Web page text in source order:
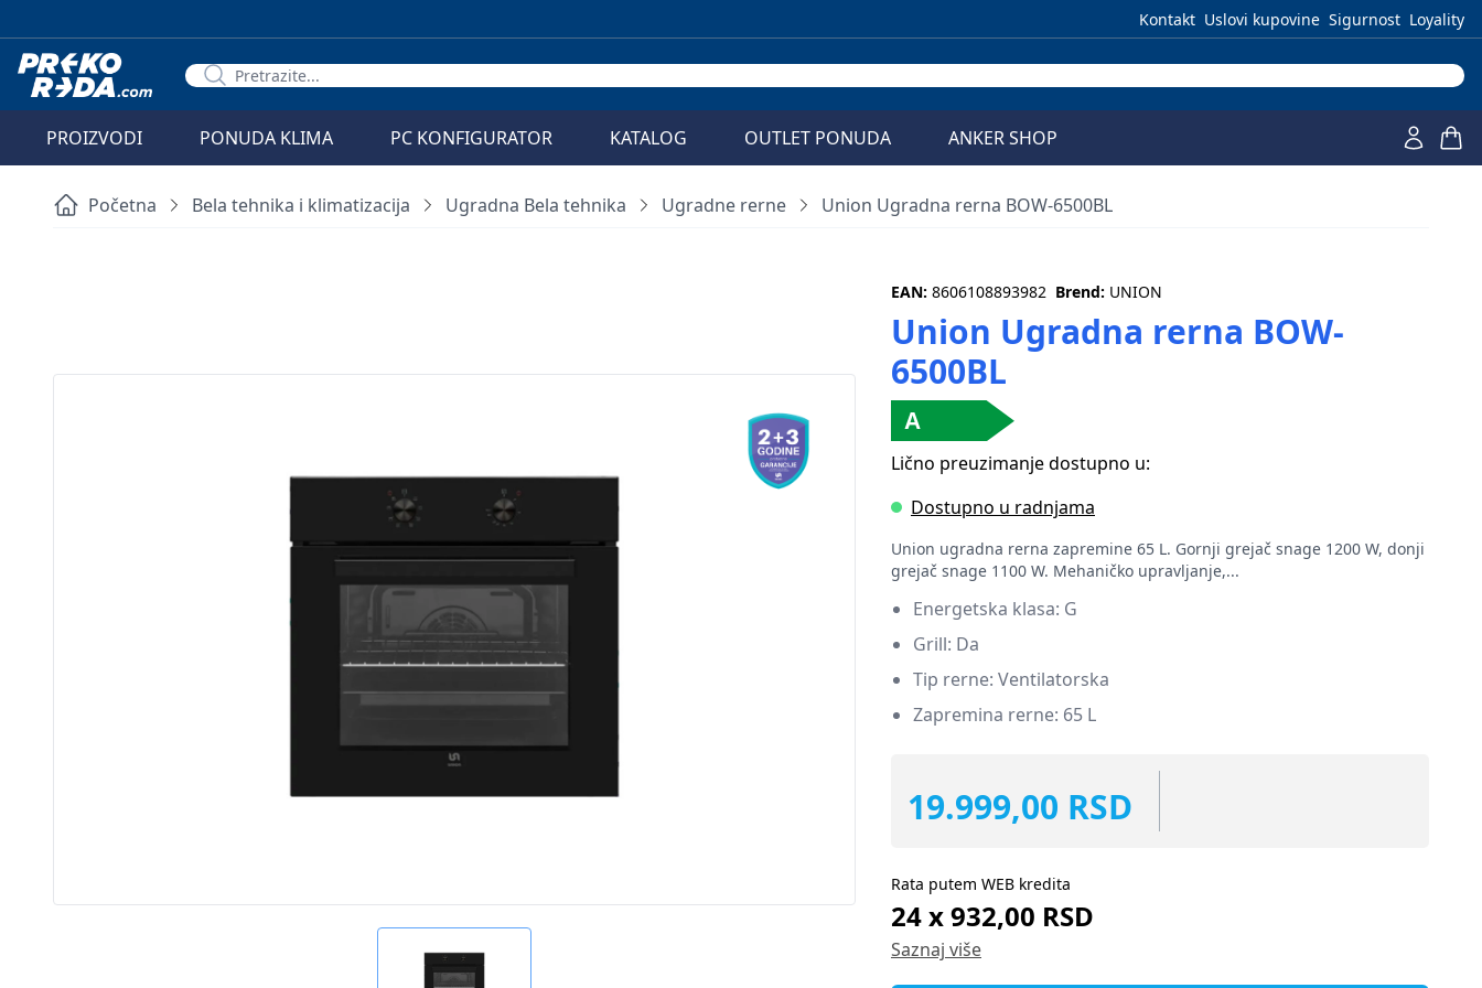
Kontakt Uslovi kupovine Sigurnost Loyality
PROIZVODI PONUDA KLIMA PC KONFIGURATOR KATALOG OUTLET PONUDA ANKER SHOP
Početna Bela tehnika i klimatizacija Ugradna Bela tehnika Ugradne rerne Union Ugradna rerna BOW-6500BL
EAN: 8606108893982 Brend: UNION
Union Ugradna rerna BOW-
6500BL
Lično preuzimanje dostupno u:
Dostupno u radnjama
Union ugradna rerna zapremine 65 L. Gornji grejač snage 1200 W, donji
grejač snage 1100 W. Mehaničko upravljanje,...
Energetska klasa: G
Grill: Da
Tip rerne: Ventilatorska
Zapremina rerne: 65 L
19.999,00 RSD
Rata putem WEB kredita
24 x 932,00 RSD
Saznaj više